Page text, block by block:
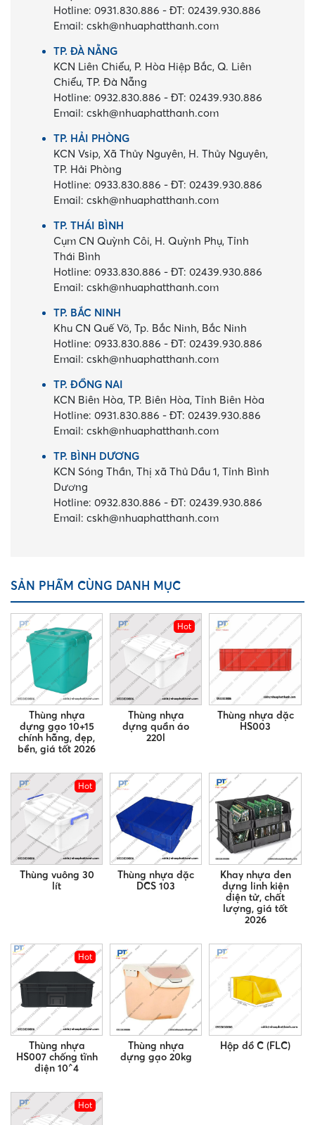
Hotline: 0931.830.886 -ĐT: 02439.930.886
Email:cskh@nhuaphatthanh.com
TP. ĐÀ NẴNG
KCN Liên Chiểu, P. Hòa Hiệp Bắc, Q. Liên
Chiểu, TP. Đà Nẵng
Hotline: 0932.830.886 -ĐT: 02439.930.886
Email:cskh@nhuaphatthanh.com
TP. HẢI PHÒNG
KCN Vsip, Xã Thủy Nguyên, H. Thủy Nguyên,
TP. Hải Phòng
Hotline: 0933.830.886 -ĐT: 02439.930.886
Email:cskh@nhuaphatthanh.com
TP. THÁI BÌNH
Cụm CN Quỳnh Côi, H. Quỳnh Phụ, Tỉnh
Thái Bình
Hotline: 0933.830.886 -ĐT: 02439.930.886
Email:cskh@nhuaphatthanh.com
TP. BẮC NINH
Khu CN Quế Võ, Tp. Bắc Ninh, Bắc Ninh
Hotline: 0933.830.886 -ĐT: 02439.930.886
Email:cskh@nhuaphatthanh.com
TP. ĐỒNG NAI
KCN Biên Hòa, TP. Biên Hòa, Tỉnh Biên Hòa
Hotline: 0931.830.886 -ĐT: 02439.930.886
Email:cskh@nhuaphatthanh.com
TP. BÌNH DƯƠNG
KCN Sóng Thần, Thị xã Thủ Dầu 1, Tỉnh Bình
Dương
Hotline: 0932.830.886 -ĐT: 02439.930.886
Email:cskh@nhuaphatthanh.com
SẢN PHẨM CÙNG DANH MỤC
Thùng nhựa
đựng gạo 10+15
chính hãng, đẹp,
bền, giá tốt 2026
Hot
Thùng nhựa
đựng quần áo
220l
Thùng nhựa đặc
HS003
Hot
Thùng vuông 30
lít
Thùng nhựa đặc
DCS 103
Khay nhựa đen
đựng linh kiện
điện tử, chất
lượng, giá tốt
2026
Hot
Thùng nhựa
HS007 chống tĩnh
điện 10^4
Thùng nhựa
đựng gạo 20kg
Hộp đồ C (FLC)
Hot